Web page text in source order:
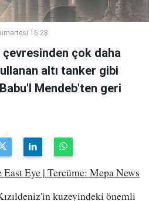
16:28
çok daha
altı tanker gibi
Mendeb'ten geri
Eye | Tercüme: Mepa News
kuzeyindeki önemli